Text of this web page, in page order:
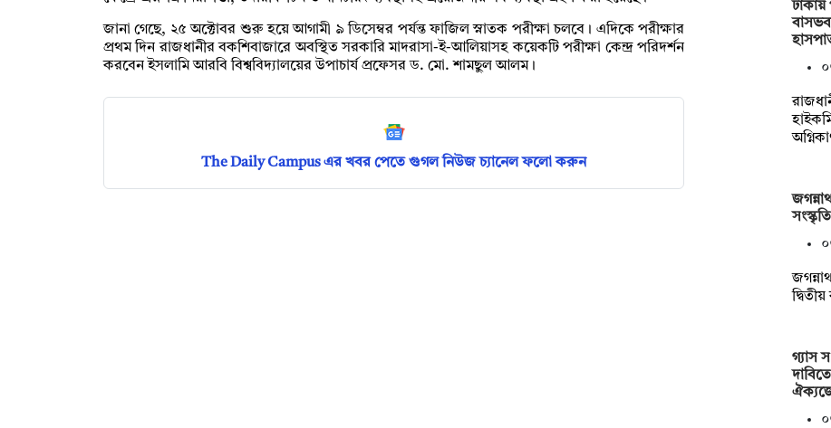
জানা গেছে, ২৫ অক্টোবর শুরু হয়ে আগামী ৯ ডিসেম্বর পর্যন্ত ফাজিল স্নাতক পরীক্ষা চলবে। এদিকে পরীক্ষার
প্রথম দিন রাজধানীর বকশিবাজারে অবস্থিত সরকারি মাদরাসা-ই-আলিয়াসহ কয়েকটি পরীক্ষা কেন্দ্র পরিদর্শন
করবেন ইসলামি আরবি বিশ্ববিদ্যালয়ের উপাচার্য প্রফেসর ড. মো. শামছুল আলম।
The Daily Campus এর খবর পেতে গুগল নিউজ চ্যানেল ফলো করুন
ঢাকায়
গ্যাস